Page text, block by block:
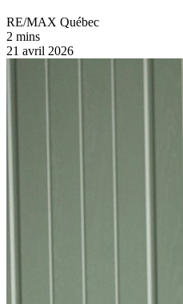
RE/MAX Québec
2 mins
21 avril 2026